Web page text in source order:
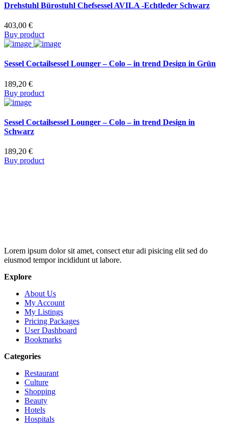
Drehstuhl Bürostuhl Chefsessel AVILA -Echtleder Schwarz
403,00 €
Buy product
Sessel Coctailsessel Lounger – Colo – in trend Design in Grün
189,20 €
Buy product
Sessel Coctailsessel Lounger – Colo – in trend Design in
Schwarz
189,20 €
Buy product
Lorem ipsum dolor sit amet, consect etur adi pisicing elit sed do
eiusmod tempor incididunt ut labore.
Explore
About Us
My Account
My Listings
Pricing Packages
User Dashboard
Bookmarks
Categories
Restaurant
Culture
Shopping
Beauty
Hotels
Hospitals